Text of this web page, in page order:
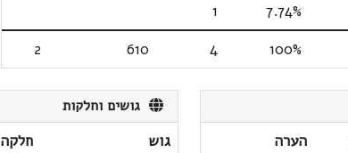
7.74%
1
100%
4
610
2
הערה
גושים וחלקות
גוש
חלקה